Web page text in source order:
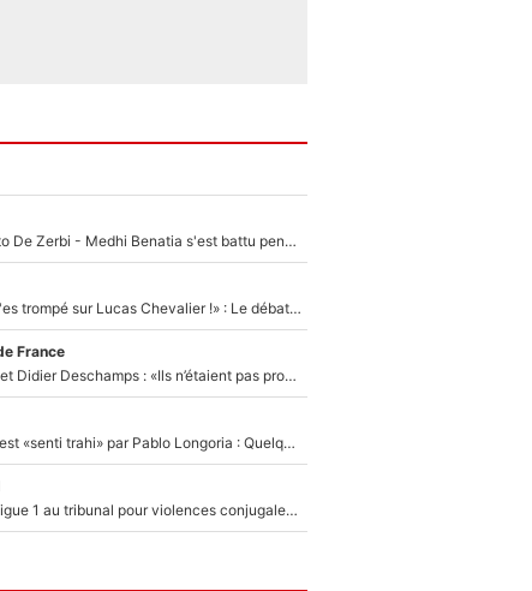
Départ de Roberto De Zerbi - Medhi Benatia s'est battu pendant six mois pour le retenir à l'OM, le PSG a été le naufrage de trop : «Je pars avec toi»
«Admets que tu t'es trompé sur Lucas Chevalier !» : Le débat sur le gardien du PSG vire au clash à l'After Foot
France
Zinédine Zidane et Didier Deschamps : «Ils n’étaient pas proches», les confidences d’un membre de l’équipe de France 1998 sur leur relation spéciale
Medhi Benatia s'est «senti trahi» par Pablo Longoria : Quelques semaines après son départ, l'ancien directeur de football de l'OM règle ses comptes
Des terrains de Ligue 1 au tribunal pour violences conjugales : Un arbitre français encourt une peine de 18 mois de prison !